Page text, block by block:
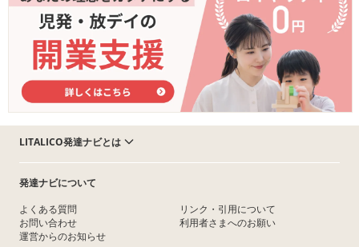
LITALICO発達ナビとは
発達ナビについて
よくある質問
お問い合わせ
運営からのお知らせ
リンク・引用について
利用者さまへのお願い